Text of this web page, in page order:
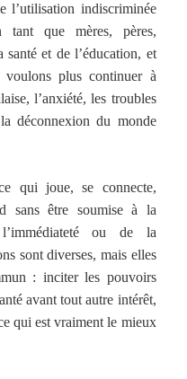
l’utilisation indiscriminée
tant que mères, pères,
santé et de l’éducation, et
plus continuer à
l’anxiété, les troubles
déconnexion du monde
qui joue, se connecte,
sans être soumise à la
ou de la
sont diverses, mais elles
: inciter les pouvoirs
avant tout autre intérêt,
qui est vraiment le mieux